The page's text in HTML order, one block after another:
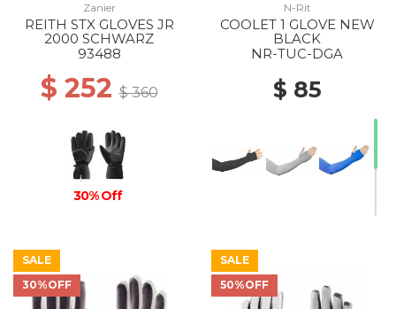
Zanier
REITH STX GLOVES JR
2000 SCHWARZ
93488
$ 252$ 360
30% Off
N-Rit
COOLET 1 GLOVE NEW
BLACK
NR-TUC-DGA
$ 85
SALE
30%OFF
SALE
50%OFF